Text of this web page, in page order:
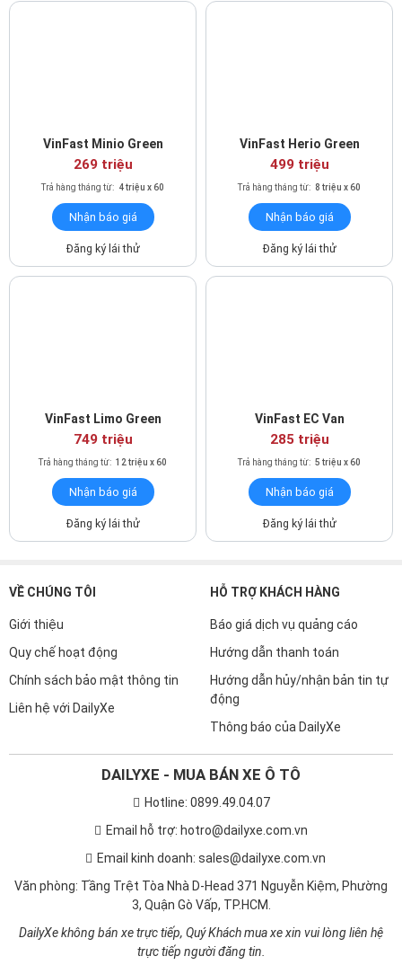
VinFast Minio Green
269 triệu
Trả hàng tháng từ: 4 triệu x 60
Nhận báo giá
Đăng ký lái thử
VinFast Herio Green
499 triệu
Trả hàng tháng từ: 8 triệu x 60
Nhận báo giá
Đăng ký lái thử
VinFast Limo Green
749 triệu
Trả hàng tháng từ: 12 triệu x 60
Nhận báo giá
Đăng ký lái thử
VinFast EC Van
285 triệu
Trả hàng tháng từ: 5 triệu x 60
Nhận báo giá
Đăng ký lái thử
VỀ CHÚNG TÔI
Giới thiệu
Quy chế hoạt động
Chính sách bảo mật thông tin
Liên hệ với DailyXe
HỖ TRỢ KHÁCH HÀNG
Báo giá dịch vụ quảng cáo
Hướng dẫn thanh toán
Hướng dẫn hủy/nhận bản tin tự
động
Thông báo của DailyXe
DAILYXE - MUA BÁN XE Ô TÔ
Hotline: 0899.49.04.07
Email hỗ trợ: hotro@dailyxe.com.vn
Email kinh doanh: sales@dailyxe.com.vn
Văn phòng: Tầng Trệt Tòa Nhà D-Head 371 Nguyễn Kiệm, Phường
3, Quận Gò Vấp, TP.HCM.
DailyXe không bán xe trực tiếp, Quý Khách mua xe xin vui lòng liên hệ
trực tiếp người đăng tin.